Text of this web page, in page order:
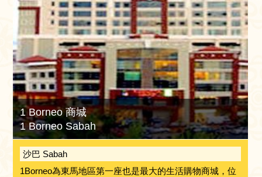
1 Borneo 商城
1 Borneo Sabah
沙巴 Sabah
1Borneo為東馬地區第一座也是最大的生活購物商城，位